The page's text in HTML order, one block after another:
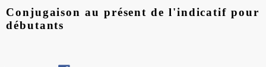
Conjugaison au présent de l'indicatif pour
débutants